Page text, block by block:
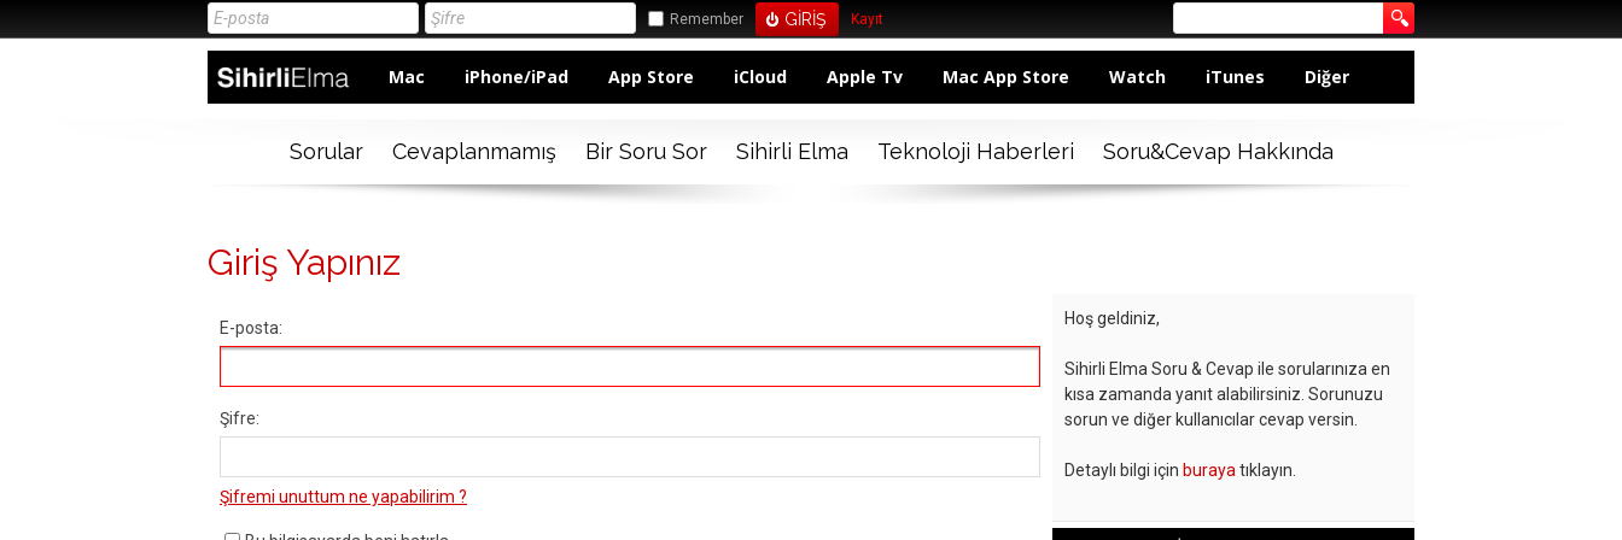
Remember Kayıt
Mac iPhone/iPad App Store iCloud Apple Tv Mac App Store Watch iTunes Diğer
Sorular Cevaplanmamış Bir Soru Sor Sihirli Elma Teknoloji Haberleri Soru&Cevap Hakkında
Giriş Yapınız
E-posta:
Şifre:
Şifremi unuttum ne yapabilirim ?
Hoş geldiniz,
Sihirli Elma Soru & Cevap ile sorularınıza en
kısa zamanda yanıt alabilirsiniz. Sorunuzu
sorun ve diğer kullanıcılar cevap versin.
Detaylı bilgi için buraya tıklayın.